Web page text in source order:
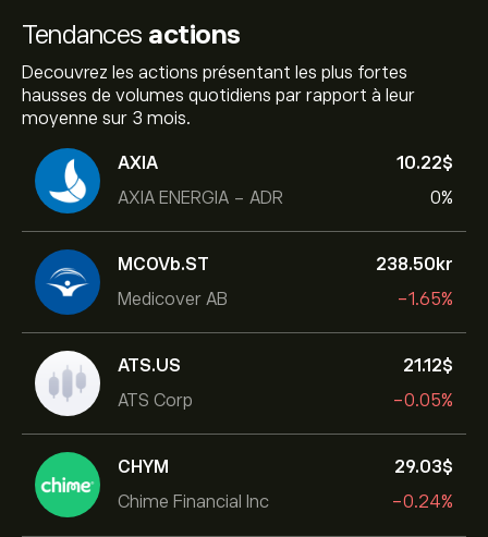
Tendances actions
Decouvrez les actions présentant les plus fortes
hausses de volumes quotidiens par rapport à leur
moyenne sur 3 mois.
AXIA
AXIA ENERGIA - ADR
10.22‎$‎
0%
MCOVb.ST
Medicover AB
238.50‎kr‎
-1.65%
ATS.US
ATS Corp
21.12‎$‎
-0.05%
CHYM
Chime Financial Inc
29.03‎$‎
-0.24%